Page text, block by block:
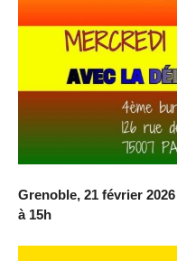
Grenoble, 21 février
à 15h